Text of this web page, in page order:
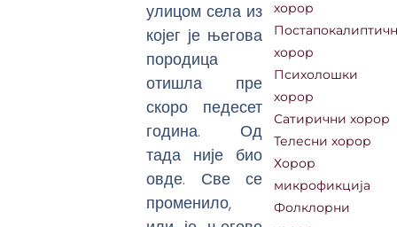
улицом села из
којег је његова
породица
отишла пре
скоро педесет
година. Од
тада није био
овде. Све се
променило,
хорор
хорор
Психолошки
хорор
Сатирични хорор
Телесни хорор
Хорор
микрофикција
Фолклорни